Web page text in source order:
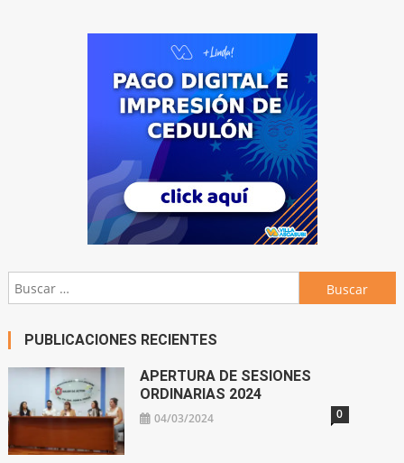
Buscar:
PUBLICACIONES RECIENTES
APERTURA DE SESIONES
ORDINARIAS 2024
04/03/2024 0